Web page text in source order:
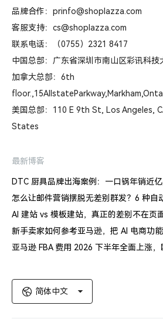
品牌合作：prinfo@shoplazza.com
客服支持：cs@shoplazza.com
联系电话：（0755）2321 8417
中国总部：广东省深圳市南山区彩讯科技
加拿大总部：6th
美国总部：110 E 9th St, Los Angeles,
States
最新博客
怎么让邮件营销摆脱无差别群发？6 种自
AI 建站 vs 模板建站，真正的差别不在页
新手卖家如何参考亚马逊，把 AI 电商功
亚马逊 FBA 费用 2026 下半年全面上涨
简体中文